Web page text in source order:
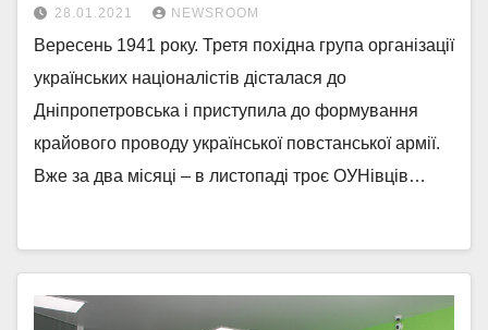
28.01.2021 NEWSROOM
Вересень 1941 року. Третя похідна група організації
українських націоналістів дісталася до
Дніпропетровська і приступила до формування
крайового проводу української повстанської армії.
Вже за два місяці – в листопаді троє ОУНівців…